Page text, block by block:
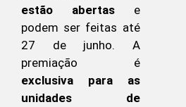
estão abertase
podem ser feitas até
27 de junho. A
premiação é
exclusiva para as
unidades de